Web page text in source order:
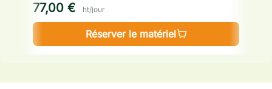
77,00 € ht/jour
Réserver le matériel